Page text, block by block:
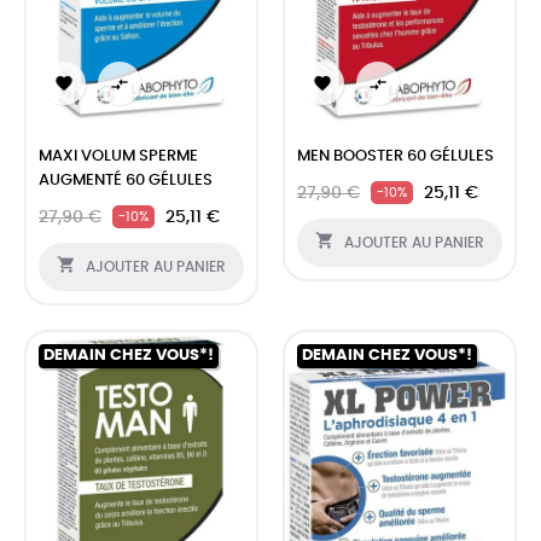
 
MAXI VOLUM SPERME
AUGMENTÉ 60 GÉLULES
27,90 € -10% 25,11 €
 AJOUTER AU PANIER
 
MEN BOOSTER 60 GÉLULES
27,90 € -10% 25,11 €
 AJOUTER AU PANIER
DEMAIN CHEZ VOUS*! DEMAIN CHEZ VOUS*!